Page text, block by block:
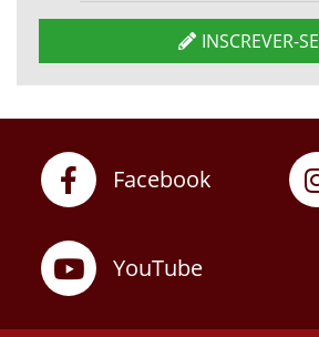
INSCREVER-SE
Facebook
YouTube